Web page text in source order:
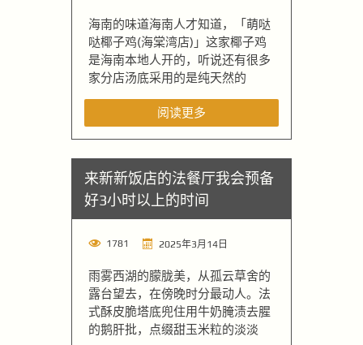
海南的味道海南人才知道，「萌哒
哒椰子鸡(海棠湾店)」这家椰子鸡
是海南本地人开的，听说还有很多
家分店汤底采用的是纯天然的
阅读更多
来新新饭店的法餐厅我会预备
好3小时以上的时间
1781 2025年3月14日
雨雾西湖的朦胧美，从孤云草舍的
露台望去，在傍晚时分最动人。法
式酥皮脆塔底兜住用牛奶腌渍去腥
的鹅肝批，点缀甜玉米粒的淡淡